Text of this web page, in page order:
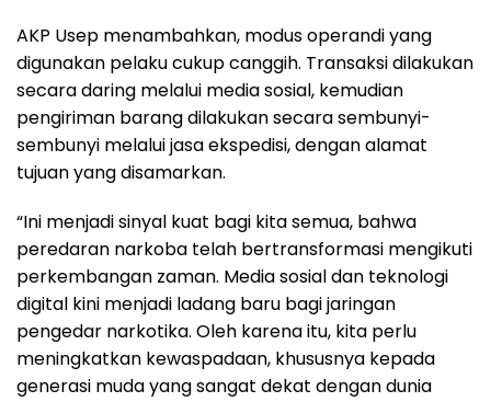
AKP Usep menambahkan, modus operandi yang
digunakan pelaku cukup canggih. Transaksi dilakukan
secara daring melalui media sosial, kemudian
pengiriman barang dilakukan secara sembunyi-
sembunyi melalui jasa ekspedisi, dengan alamat
tujuan yang disamarkan.
“Ini menjadi sinyal kuat bagi kita semua, bahwa
peredaran narkoba telah bertransformasi mengikuti
perkembangan zaman. Media sosial dan teknologi
digital kini menjadi ladang baru bagi jaringan
pengedar narkotika. Oleh karena itu, kita perlu
meningkatkan kewaspadaan, khususnya kepada
generasi muda yang sangat dekat dengan dunia